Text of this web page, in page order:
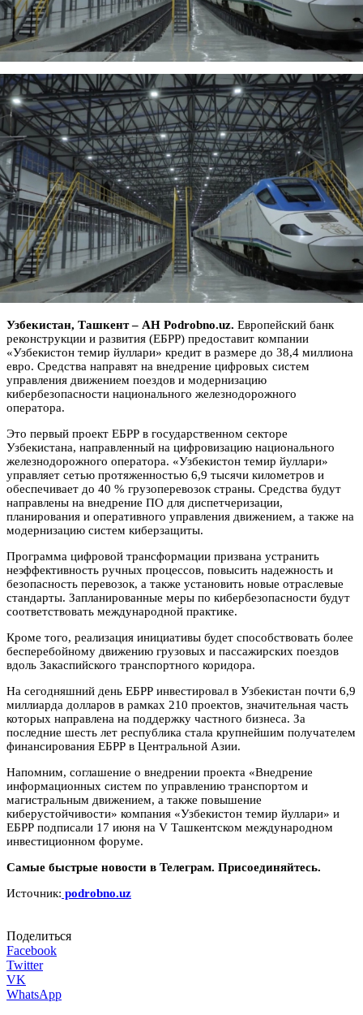
Узбекистан, Ташкент – АН Podrobno.uz. Европейский банк
реконструкции и развития (ЕБРР) предоставит компании
«Узбекистон темир йуллари» кредит в размере до 38,4 миллиона
евро. Средства направят на внедрение цифровых систем
управления движением поездов и модернизацию
кибербезопасности национального железнодорожного
оператора.
Это первый проект ЕБРР в государственном секторе
Узбекистана, направленный на цифровизацию национального
железнодорожного оператора. «Узбекистон темир йуллари»
управляет сетью протяженностью 6,9 тысячи километров и
обеспечивает до 40 % грузоперевозок страны. Средства будут
направлены на внедрение ПО для диспетчеризации,
планирования и оперативного управления движением, а также на
модернизацию систем киберзащиты.
Программа цифровой трансформации призвана устранить
неэффективность ручных процессов, повысить надежность и
безопасность перевозок, а также установить новые отраслевые
стандарты. Запланированные меры по кибербезопасности будут
соответствовать международной практике.
Кроме того, реализация инициативы будет способствовать более
бесперебойному движению грузовых и пассажирских поездов
вдоль Закаспийского транспортного коридора.
На сегодняшний день ЕБРР инвестировал в Узбекистан почти 6,9
миллиарда долларов в рамках 210 проектов, значительная часть
которых направлена на поддержку частного бизнеса. За
последние шесть лет республика стала крупнейшим получателем
финансирования ЕБРР в Центральной Азии.
Напомним, соглашение о внедрении проекта «Внедрение
информационных систем по управлению транспортом и
магистральным движением, а также повышение
киберустойчивости» компания «Узбекистон темир йуллари» и
ЕБРР подписали 17 июня на V Ташкентском международном
инвестиционном форуме.
Самые быстрые новости в Телеграм. Присоединяйтесь.
Источник: podrobno.uz
Поделиться
Facebook
Twitter
VK
WhatsApp